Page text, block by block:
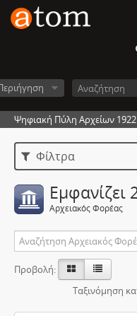
Ψηφιακή Πύλη Αρχείων 1922
Φίλτρα
Εμφανίζει
Αρχειακός Φορέας
Προβολή:
Ταξινόμηση